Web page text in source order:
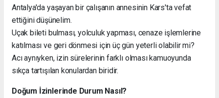
Antalya'da yaşayan bir çalışanın annesinin Kars'ta vefat
ettiğini düşünelim.
Uçak bileti bulması, yolculuk yapması, cenaze işlemlerine
katılması ve geri dönmesi için üç gün yeterli olabilir mi?
Acı aynıyken, izin sürelerinin farklı olması kamuoyunda
sıkça tartışılan konulardan biridir.
Doğum İzinlerinde Durum Nasıl?